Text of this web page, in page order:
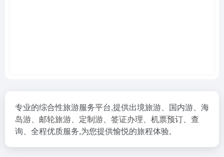
专业的综合性旅游服务平台,提供出境旅游、国内游、海
岛游、邮轮旅游、定制游、签证办理、机票预订、查
询、全程优质服务,为您提供愉悦的旅程体验,